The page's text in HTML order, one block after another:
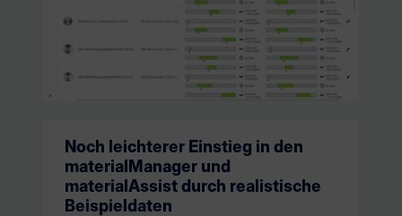
Noch leichterer Einstieg in den
materialManager und
materialAssist durch realistische
Beispieldaten